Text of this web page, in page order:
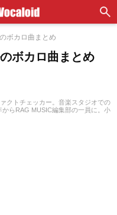
ボカロ曲まとめ
ボカロ曲まとめ
クトチェッカー。音楽スタジオでの
らRAG MUSIC編集部の一員に。小